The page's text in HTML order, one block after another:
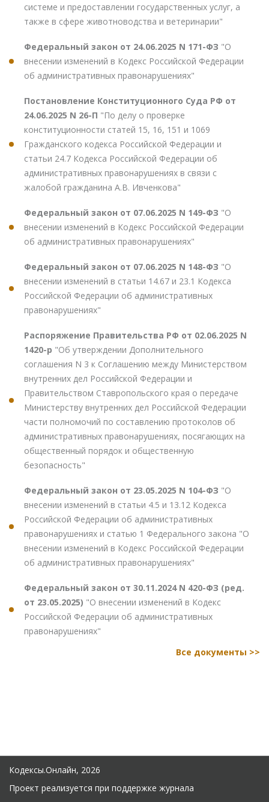
системе и предоставлении государственных услуг, а
также в сфере животноводства и ветеринарии"
Федеральный закон от 24.06.2025 N 171-ФЗ "О
внесении изменений в Кодекс Российской Федерации
об административных правонарушениях"
Постановление Конституционного Суда РФ от
24.06.2025 N 26-П "По делу о проверке
конституционности статей 15, 16, 151 и 1069
Гражданского кодекса Российской Федерации и
статьи 24.7 Кодекса Российской Федерации об
административных правонарушениях в связи с
жалобой гражданина А.В. Ивченкова"
Федеральный закон от 07.06.2025 N 149-ФЗ "О
внесении изменений в Кодекс Российской Федерации
об административных правонарушениях"
Федеральный закон от 07.06.2025 N 148-ФЗ "О
внесении изменений в статьи 14.67 и 23.1 Кодекса
Российской Федерации об административных
правонарушениях"
Распоряжение Правительства РФ от 02.06.2025 N
1420-р "Об утверждении Дополнительного
соглашения N 3 к Соглашению между Министерством
внутренних дел Российской Федерации и
Правительством Ставропольского края о передаче
Министерству внутренних дел Российской Федерации
части полномочий по составлению протоколов об
административных правонарушениях, посягающих на
общественный порядок и общественную
безопасность"
Федеральный закон от 23.05.2025 N 104-ФЗ "О
внесении изменений в статьи 4.5 и 13.12 Кодекса
Российской Федерации об административных
правонарушениях и статью 1 Федерального закона "О
внесении изменений в Кодекс Российской Федерации
об административных правонарушениях"
Федеральный закон от 30.11.2024 N 420-ФЗ (ред.
от 23.05.2025) "О внесении изменений в Кодекс
Российской Федерации об административных
правонарушениях"
Все документы >>
Кодексы.Онлайн, 2026
Проект реализуется при поддержке журнала